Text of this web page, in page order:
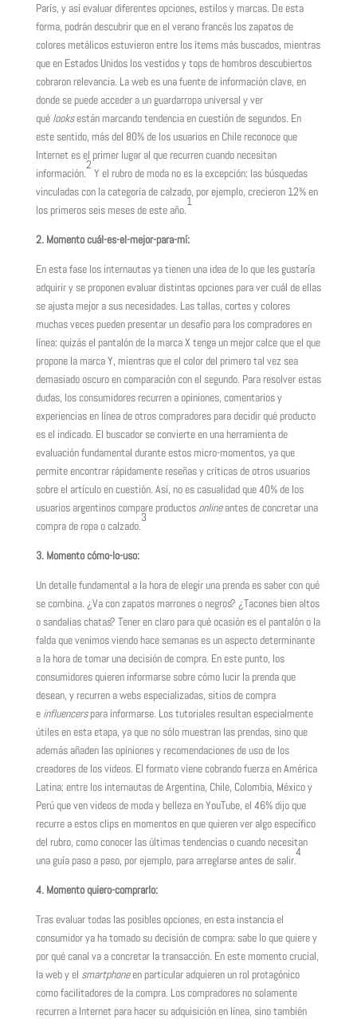
París, y así evaluar diferentes opciones, estilos y marcas. De esta
forma, podrán descubrir que en el verano francés los zapatos de
colores metálicos estuvieron entre los ítems más buscados, mientras
que en Estados Unidos los vestidos y tops de hombros descubiertos
cobraron relevancia. La web es una fuente de información clave, en
donde se puede acceder a un guardarropa universal y ver
qué looksestán marcando tendencia en cuestión de segundos. En
este sentido, más del 80% de los usuarios en Chile reconoce que
Internet es el primer lugar al que recurren cuando necesitan
información.
2
Y el rubro de moda no es la excepción: las búsquedas
vinculadas con la categoría de calzado, por ejemplo, crecieron 12% en
los primeros seis meses de este año.
1
2. Momento cuál-es-el-mejor-para-mí:
En esta fase los internautas ya tienen una idea de lo que les gustaría
adquirir y se proponen evaluar distintas opciones para ver cuál de ellas
se ajusta mejor a sus necesidades. Las tallas, cortes y colores
muchas veces pueden presentar un desafío para los compradores en
línea: quizás el pantalón de la marca X tenga un mejor calce que el que
propone la marca Y, mientras que el color del primero tal vez sea
demasiado oscuro en comparación con el segundo. Para resolver estas
dudas, los consumidores recurren a opiniones, comentarios y
experiencias en línea de otros compradores para decidir qué producto
es el indicado. El buscador se convierte en una herramienta de
evaluación fundamental durante estos micro-momentos, ya que
permite encontrar rápidamente reseñas y críticas de otros usuarios
sobre el artículo en cuestión. Así, no es casualidad que 40% de los
usuarios argentinos compare productos onlineantes de concretar una
compra de ropa o calzado.
3
3. Momento cómo-lo-uso:
Un detalle fundamental a la hora de elegir una prenda es saber con qué
se combina. ¿Va con zapatos marrones o negros? ¿Tacones bien altos
o sandalias chatas? Tener en claro para qué ocasión es el pantalón o la
falda que venimos viendo hace semanas es un aspecto determinante
a la hora de tomar una decisión de compra. En este punto, los
consumidores quieren informarse sobre cómo lucir la prenda que
desean, y recurren a webs especializadas, sitios de compra
e influencerspara informarse. Los tutoriales resultan especialmente
útiles en esta etapa, ya que no sólo muestran las prendas, sino que
además añaden las opiniones y recomendaciones de uso de los
creadores de los videos. El formato viene cobrando fuerza en América
Latina: entre los internautas de Argentina, Chile, Colombia, México y
Perú que ven videos de moda y belleza en YouTube, el 46% dijo que
recurre a estos clips en momentos en que quieren ver algo específico
del rubro, como conocer las últimas tendencias o cuando necesitan
una guía paso a paso, por ejemplo, para arreglarse antes de salir.
4
4. Momento quiero-comprarlo:
Tras evaluar todas las posibles opciones, en esta instancia el
consumidor ya ha tomado su decisión de compra: sabe lo que quiere y
por qué canal va a concretar la transacción. En este momento crucial,
la web y el smartphoneen particular adquieren un rol protagónico
como facilitadores de la compra. Los compradores no solamente
recurren a Internet para hacer su adquisición en línea, sino también